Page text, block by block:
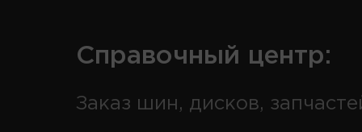
Справочный центр:
Заказ шин, дисков,